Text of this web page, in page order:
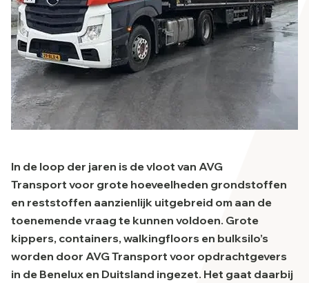
In de loop der jaren is de vloot van AVG
Transport voor grote hoeveelheden grondstoffen
en reststoffen aanzienlijk uitgebreid om aan de
toenemende vraag te kunnen voldoen. Grote
kippers, containers, walkingfloors en bulksilo’s
worden door AVG Transport voor opdrachtgevers
in de Benelux en Duitsland ingezet. Het gaat daarbij